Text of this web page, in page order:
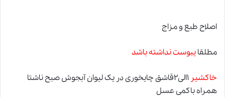
اصلاح طبع ومزاج
مطلقایبوست نداشته باشد
خاکشیر
۱الی۲قاشق چایخوری در یک لیوان آبجوش صبح ناشتا
همراه باکمی عسل